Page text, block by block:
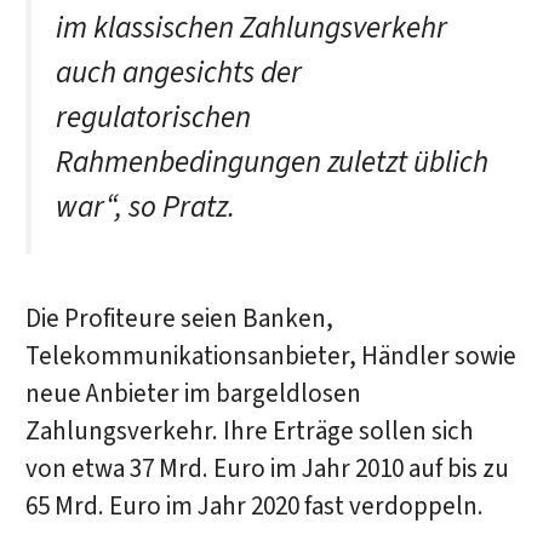
im klassischen Zahlungsverkehr
auch angesichts der
regulatorischen
Rahmenbedingungen zuletzt üblich
war“, so Pratz.
Die Profiteure seien Banken,
Telekommunikationsanbieter, Händler sowie
neue Anbieter im bargeldlosen
Zahlungsverkehr. Ihre Erträge sollen sich
von etwa 37 Mrd. Euro im Jahr 2010 auf bis zu
65 Mrd. Euro im Jahr 2020 fast verdoppeln.